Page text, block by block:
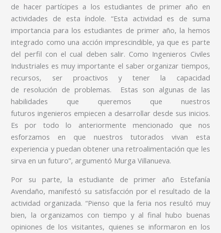
de hacer partícipes a los estudiantes de primer año en
actividades de esta índole. “Esta actividad es de suma
importancia para los estudiantes de primer año, la hemos
integrado como una acción imprescindible, ya que es parte
del perfil con el cual deben salir. Como Ingenieros Civiles
Industriales es muy importante el saber organizar tiempos,
recursos, ser proactivos y tener la capacidad
de resolución de problemas. Estas son algunas de las
habilidades que queremos que nuestros
futuros ingenieros empiecen a desarrollar desde sus inicios.
Es por todo lo anteriormente mencionado que nos
esforzamos en que nuestros tutorados vivan esta
experiencia y puedan obtener una retroalimentación que les
sirva en un futuro”, argumentó Murga Villanueva.
Por su parte, la estudiante de primer año Estefanía
Avendaño, manifestó su satisfacción por el resultado de la
actividad organizada. “Pienso que la feria nos resultó muy
bien, la organizamos con tiempo y al final hubo buenas
opiniones de los visitantes, quienes se informaron en los